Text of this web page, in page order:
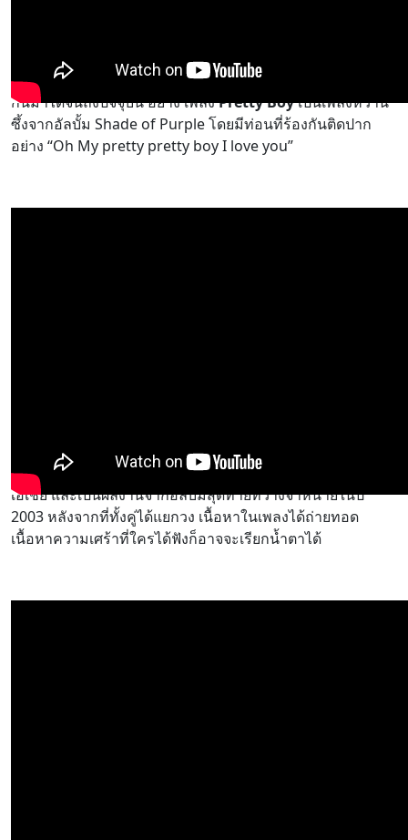
เพลงที่มีท่อนฮุกติดหูคนฟังมากที่สุด และหลายคนก็ยังร้องตาม
กันมาได้จนถึงปัจจุบัน อย่าง เพลงPretty Boyเป็นเพลงหวาน
ซึ้งจากอัลบั้ม Shade of Purple โดยมีท่อนที่ร้องกันติดปาก
อย่าง “Oh My pretty pretty boy I love you”
“The Day You Went Away”เป็นอีกหนึ่งเพลงที่โด่งดังไปทั่ว
เอเชีย และเป็นผลงานจากอัลบั้มสุดท้ายที่วางจำหน่ายในปี
2003 หลังจากที่ทั้งคู่ได้แยกวง เนื้อหาในเพลงได้ถ่ายทอด
เนื้อหาความเศร้าที่ใครได้ฟังก็อาจจะเรียกน้ำตาได้